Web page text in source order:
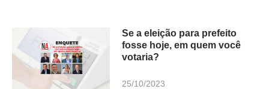
Se a eleição para prefeito
fosse hoje, em quem você
votaria?
25/10/2023